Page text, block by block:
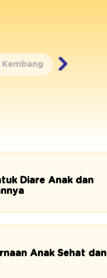
Kembang
Diare Anak dan
Anak Sehat dan